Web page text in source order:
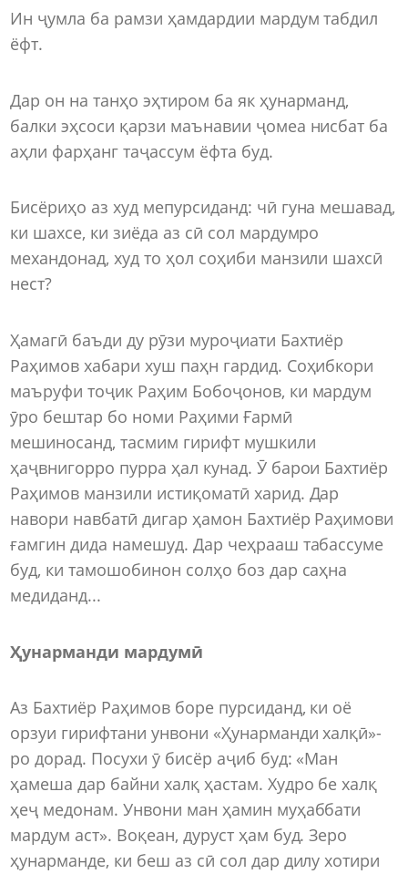
Ин ҷумла ба рамзи ҳамдардии мардум табдил
ёфт.
Дар он на танҳо эҳтиром ба як ҳунарманд,
балки эҳсоси қарзи маънавии ҷомеа нисбат ба
аҳли фарҳанг таҷассум ёфта буд.
Бисёриҳо аз худ мепурсиданд: чӣ гуна мешавад,
ки шахсе, ки зиёда аз сӣ сол мардумро
механдонад, худ то ҳол соҳиби манзили шахсӣ
нест?
Ҳамагӣ баъди ду рӯзи муроҷиати Бахтиёр
Раҳимов хабари хуш паҳн гардид. Соҳибкори
маъруфи тоҷик Раҳим Бобоҷонов, ки мардум
ӯро бештар бо номи Раҳими Ғармӣ
мешиносанд, тасмим гирифт мушкили
ҳаҷвнигорро пурра ҳал кунад. Ӯ барои Бахтиёр
Раҳимов манзили истиқоматӣ харид. Дар
навори навбатӣ дигар ҳамон Бахтиёр Раҳимови
ғамгин дида намешуд. Дар чеҳрааш табассуме
буд, ки тамошобинон солҳо боз дар саҳна
медиданд...
Ҳунарманди мардумӣ
Аз Бахтиёр Раҳимов боре пурсиданд, ки оё
орзуи гирифтани унвони «Ҳунарманди халқӣ»-
ро дорад. Посухи ӯ бисёр аҷиб буд: «Ман
ҳамеша дар байни халқ ҳастам. Худро бе халқ
ҳеҷ медонам. Унвони ман ҳамин муҳаббати
мардум аст». Воқеан, дуруст ҳам буд. Зеро
ҳунарманде, ки беш аз сӣ сол дар дилу хотири